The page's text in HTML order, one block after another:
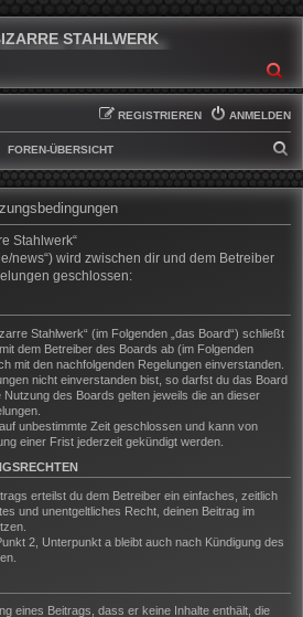
STAHLWERK
ANMELDEN
REGISTRIEREN
FOREN-ÜBERSICHT
U
H
Stahlwerk“
news“) wird zwischen dir und dem Betreiber
geschlossen:
Stahlwerk“ (im Folgenden „das Board“) schließt
dem Betreiber des Boards ab (im Folgenden
mit den nachfolgenden Regelungen einverstanden.
nicht einverstanden bist, so darfst du das Board
des Boards gelten jeweils die an dieser
unbestimmte Zeit geschlossen und kann von
einer Frist jederzeit gekündigt werden.
erteilst du dem Betreiber ein einfaches, zeitlich
und unentgeltliches Recht, deinen Beitrag im
2, Unterpunkt a bleibt auch nach Kündigung des
eines Beitrags, dass er keine Inhalte enthält, die